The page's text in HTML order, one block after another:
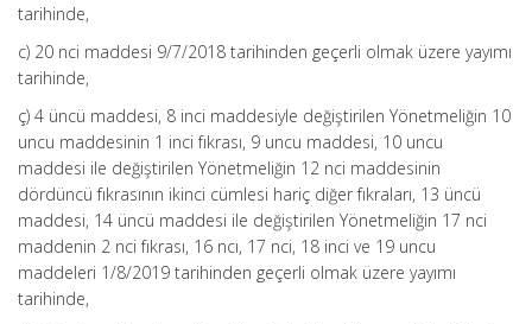
tarihinde,
c) 20 nci maddesi 9/7/2018 tarihinden geçerli olmak üzere yayımı
tarihinde,
ç) 4 üncü maddesi, 8 inci maddesiyle değiştirilen Yönetmeliğin 10
uncu maddesinin 1 inci fıkrası, 9 uncu maddesi, 10 uncu
maddesi ile değiştirilen Yönetmeliğin 12 nci maddesinin
dördüncü fıkrasının ikinci cümlesi hariç diğer fıkraları, 13 üncü
maddesi, 14 üncü maddesi ile değiştirilen Yönetmeliğin 17 nci
maddenin 2 nci fıkrası, 16 ncı, 17 nci, 18 inci ve 19 uncu
maddeleri 1/8/2019 tarihinden geçerli olmak üzere yayımı
tarihinde,